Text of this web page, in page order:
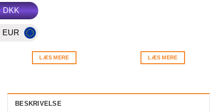
DKK
EUR
LÆS MERE LÆS MERE
BESKRIVELSE